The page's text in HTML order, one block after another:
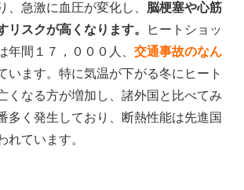
、急激に血圧が変化し、 脳梗塞や心筋
リスクが高くなります。
ヒートショッ
年間１７，０００人、 交通事故のなん
います。特に気温が下がる冬にヒート
くなる方が増加し、諸外国と比べてみ
多く発生しており、断熱性能は先進国
れています。